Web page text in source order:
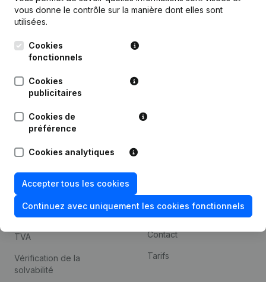
vous donne le contrôle sur la manière dont elles sont
utilisées.
Cookies
fonctionnels
Cookies
publicitaires
Cookies de
préférence
Cookies analytiques
Accepter tous les cookies
Continuez avec uniquement les cookies fonctionnels
Français
Kantorenpark Everest
Leuvensesteenweg
1800 Vilvoorde
Monitoring
Compliance et prévention
de la fraude
Consulter des comptes
annuels
TVA
Vérification de la
solvabilité
Contact
Tarifs